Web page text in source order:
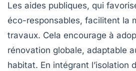
Les aides publiques, qui
éco-responsables, facilitent la
travaux. Cela encourage à
rénovation globale, adaptable
habitat. En intégrant l’isolation